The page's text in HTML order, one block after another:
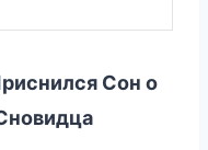
Сон о